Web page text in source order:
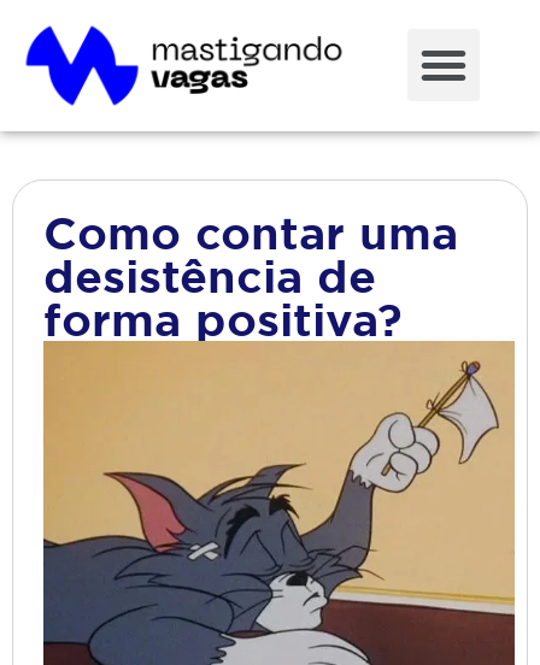
Como contar uma
desistência de
forma positiva?